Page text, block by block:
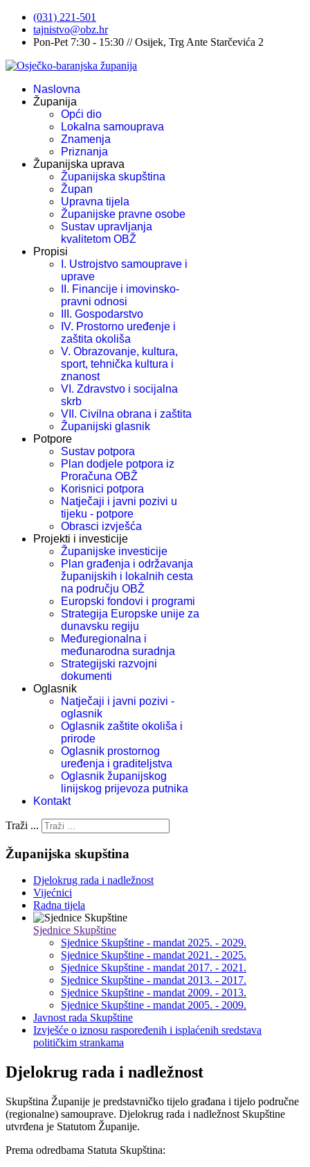
(031) 221-501
tajnistvo@obz.hr
Pon-Pet 7:30 - 15:30 // Osijek, Trg Ante Starčevića 2
Naslovna
Županija
Opći dio
Lokalna samouprava
Znamenja
Priznanja
Županijska uprava
Županijska skupština
Župan
Upravna tijela
Županijske pravne osobe
Sustav upravljanja
kvalitetom OBŽ
Propisi
I. Ustrojstvo samouprave i
uprave
II. Financije i imovinsko-
pravni odnosi
III. Gospodarstvo
IV. Prostorno uređenje i
zaštita okoliša
V. Obrazovanje, kultura,
sport, tehnička kultura i
znanost
VI. Zdravstvo i socijalna
skrb
VII. Civilna obrana i zaštita
Županijski glasnik
Potpore
Sustav potpora
Plan dodjele potpora iz
Proračuna OBŽ
Korisnici potpora
Natječaji i javni pozivi u
tijeku - potpore
Obrasci izvješća
Projekti i investicije
Županijske investicije
Plan građenja i održavanja
županijskih i lokalnih cesta
na području OBŽ
Europski fondovi i programi
Strategija Europske unije za
dunavsku regiju
Međuregionalna i
međunarodna suradnja
Strategijski razvojni
dokumenti
Oglasnik
Natječaji i javni pozivi -
oglasnik
Oglasnik zaštite okoliša i
prirode
Oglasnik prostornog
uređenja i graditeljstva
Oglasnik županijskog
linijskog prijevoza putnika
Kontakt
Traži ...
Županijska skupština
Djelokrug rada i nadležnost
Vijećnici
Radna tijela
Sjednice Skupštine
Sjednice Skupštine - mandat 2025. - 2029.
Sjednice Skupštine - mandat 2021. - 2025.
Sjednice Skupštine - mandat 2017. - 2021.
Sjednice Skupštine - mandat 2013. - 2017.
Sjednice Skupštine - mandat 2009. - 2013.
Sjednice Skupštine - mandat 2005. - 2009.
Javnost rada Skupštine
Izvješće o iznosu raspoređenih i isplaćenih sredstava
političkim strankama
Djelokrug rada i nadležnost
Skupština Županije je predstavničko tijelo građana i tijelo područne
(regionalne) samouprave. Djelokrug rada i nadležnost Skupštine
utvrđena je Statutom Županije.
Prema odredbama Statuta Skupština: